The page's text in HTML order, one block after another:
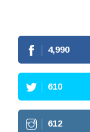
4,990
610
612